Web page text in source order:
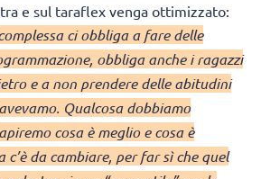
e sul taraflex venga ottimizzato:
ci obbliga a fare delle
obbliga anche i ragazzi
e a non prendere delle abitudini
Qualcosa dobbiamo
cosa è meglio e cosa è
c’è da cambiare, per far sì che quel